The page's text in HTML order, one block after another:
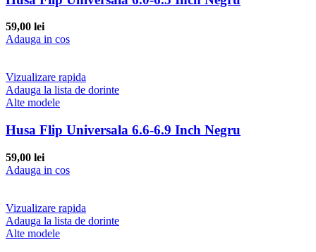
59,00 lei
Adauga in cos
Vizualizare rapida
Adauga la lista de dorinte
Alte modele
Husa Flip Universala 6.6-6.9 Inch Negru
59,00 lei
Adauga in cos
Vizualizare rapida
Adauga la lista de dorinte
Alte modele